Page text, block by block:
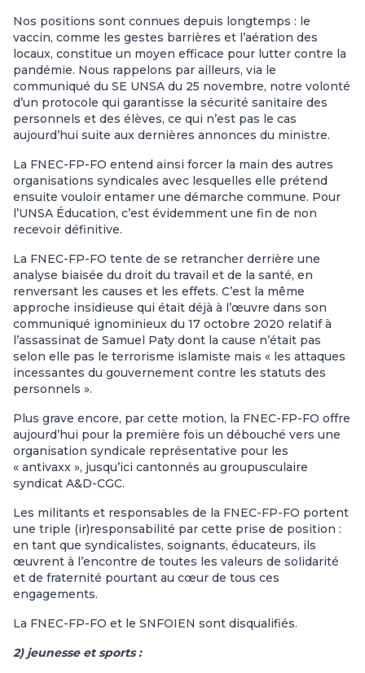
Nos positions sont connues depuis longtemps : le
vaccin, comme les gestes barrières et l’aération des
locaux, constitue un moyen efficace pour lutter contre la
pandémie. Nous rappelons par ailleurs, via le
communiqué du SE UNSA du 25 novembre, notre volonté
d’un protocole qui garantisse la sécurité sanitaire des
personnels et des élèves, ce qui n’est pas le cas
aujourd’hui suite aux dernières annonces du ministre.
La FNEC-FP-FO entend ainsi forcer la main des autres
organisations syndicales avec lesquelles elle prétend
ensuite vouloir entamer une démarche commune. Pour
l’UNSA Éducation, c’est évidemment une fin de non
recevoir définitive.
La FNEC-FP-FO tente de se retrancher derrière une
analyse biaisée du droit du travail et de la santé, en
renversant les causes et les effets. C’est la même
approche insidieuse qui était déjà à l’œuvre dans son
communiqué ignominieux du 17 octobre 2020 relatif à
l’assassinat de Samuel Paty dont la cause n’était pas
selon elle pas le terrorisme islamiste mais « les attaques
incessantes du gouvernement contre les statuts des
personnels ».
Plus grave encore, par cette motion, la FNEC-FP-FO offre
aujourd’hui pour la première fois un débouché vers une
organisation syndicale représentative pour les
« antivaxx », jusqu’ici cantonnés au groupusculaire
syndicat A&D-CGC.
Les militants et responsables de la FNEC-FP-FO portent
une triple (ir)responsabilité par cette prise de position :
en tant que syndicalistes, soignants, éducateurs, ils
œuvrent à l’encontre de toutes les valeurs de solidarité
et de fraternité pourtant au cœur de tous ces
engagements.
La FNEC-FP-FO et le SNFOIEN sont disqualifiés.
2) jeunesse et sports :